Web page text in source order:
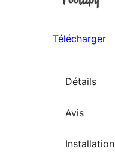
Télécharger
Détails
Avis
Installation